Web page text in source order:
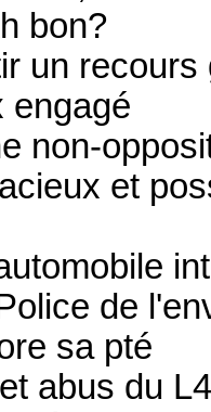
bon?
un
engagé
non-
et
de
sa pté
abus du